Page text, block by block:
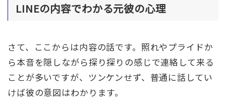
LINEの内容でわかる元彼の心理
さて、ここからは内容の話です。照れやプライドか
ら本音を隠しながら探り探りの感じで連絡して来る
ことが多いですが、ツンケンせず、普通に話してい
けば彼の意図はわかります。